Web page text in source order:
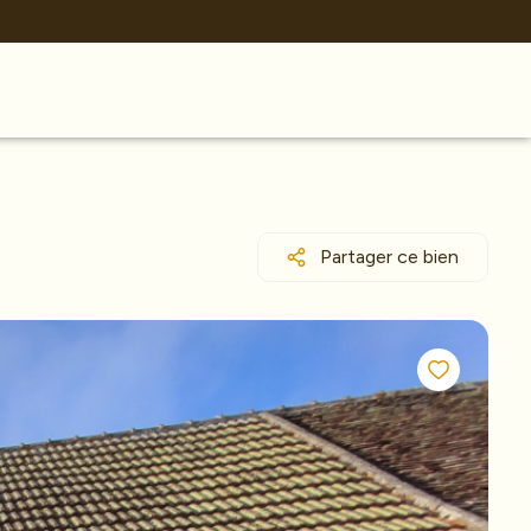
Partager ce bien